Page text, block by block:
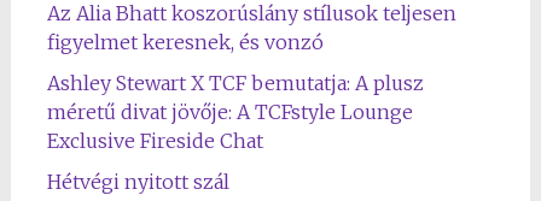
Az Alia Bhatt koszorúslány stílusok teljesen
figyelmet keresnek, és vonzó
Ashley Stewart X TCF bemutatja: A plusz
méretű divat jövője: A TCFstyle Lounge
Exclusive Fireside Chat
Hétvégi nyitott szál